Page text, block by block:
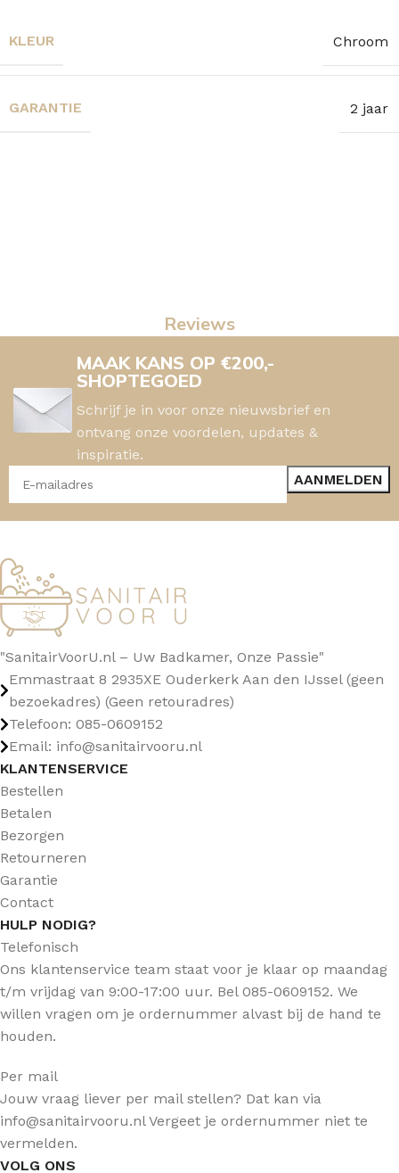
KLEUR Chroom
GARANTIE 2 jaar
Reviews
MAAK KANS OP €200,-
SHOPTEGOED
Schrijf je in voor onze nieuwsbrief en
ontvang onze voordelen, updates &
inspiratie.
"SanitairVoorU.nl – Uw Badkamer, Onze Passie"
Emmastraat 8 2935XE Ouderkerk Aan den IJssel (geen
bezoekadres) (Geen retouradres)
Telefoon: 085-0609152
Email: info@sanitairvooru.nl
KLANTENSERVICE
Bestellen
Betalen
Bezorgen
Retourneren
Garantie
Contact
HULP NODIG?
Telefonisch
Ons klantenservice team staat voor je klaar op maandag
t/m vrijdag van 9:00-17:00 uur. Bel 085-0609152. We
willen vragen om je ordernummer alvast bij de hand te
houden.
Per mail
Jouw vraag liever per mail stellen? Dat kan via
info@sanitairvooru.nl Vergeet je ordernummer niet te
vermelden.
VOLG ONS